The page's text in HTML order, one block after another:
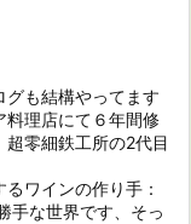
グも結構やってます
理店にて６年間修
零細鉄工所の2代目
ワインの作り手：
手な世界です、そっ